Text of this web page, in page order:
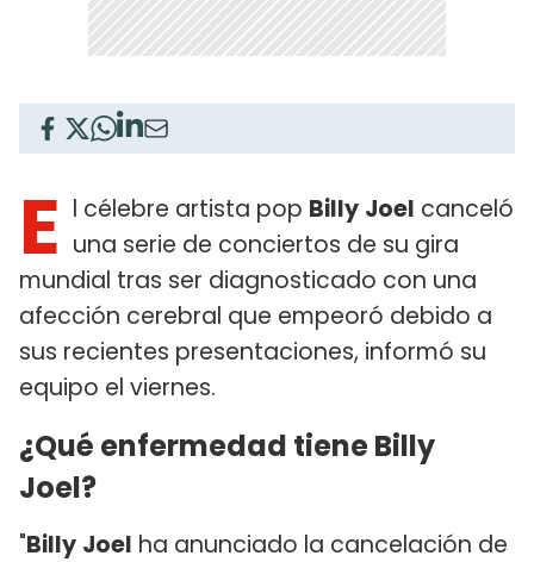
E l célebre artista pop Billy Joel canceló
una serie de conciertos de su gira
mundial tras ser diagnosticado con una
afección cerebral que empeoró debido a
sus recientes presentaciones, informó su
equipo el viernes.
¿Qué enfermedad tiene Billy
Joel?
"Billy Joel ha anunciado la cancelación de